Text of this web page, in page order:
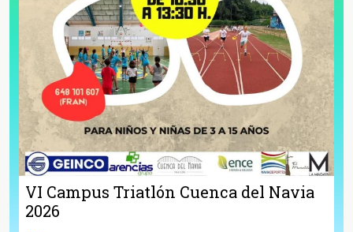
VI Campus Triatlón Cuenca del Navia
2026